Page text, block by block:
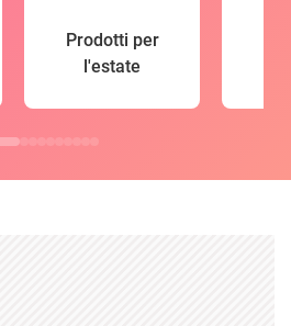
Prodotti per
l'estate